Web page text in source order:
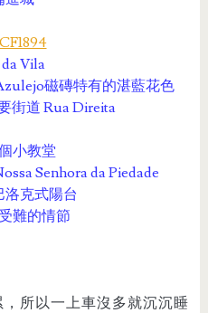
Vila
磁磚特有的湛藍花色
街道 Rua Direita
小教堂
Senhora da Piedade
洛克式陽台
難的情節
所以一上車沒多就沉沉睡